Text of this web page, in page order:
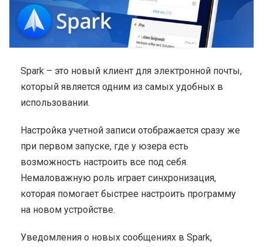
Spark – это новый клиент для электронной почты,
который является одним из самых удобных в
использовании.
Настройка учетной записи отображается сразу же
при первом запуске, где у юзера есть
возможность настроить все под себя.
Немаловажную роль играет синхронизация,
которая помогает быстрее настроить программу
на новом устройстве.
Уведомления о новых сообщениях в Spark,